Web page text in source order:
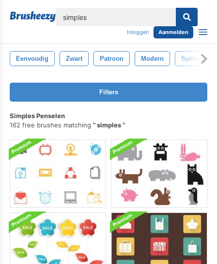
Inloggen Aanmelden
Eenvoudig Zwart Patroon Modern Symbool
Filters
Simples Penselen
162 free brushes matching
simples